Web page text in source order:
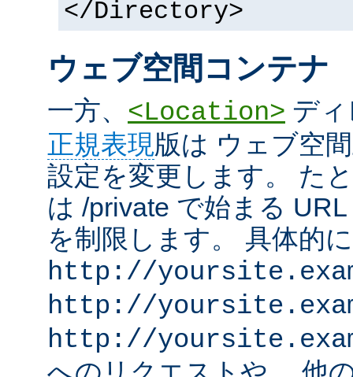
</Directory>
ウェブ空間コンテナ
一方、 <Location> デ
正規表現版は ウェブ空
設定を変更します。 た
は /private で始まる
を制限します。 具体的
http://
http://
http://